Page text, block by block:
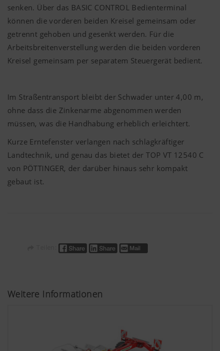
senken. Über das BASIC CONTROL Bedienterminal
können die vorderen beiden Kreisel gemeinsam oder
getrennt gehoben und gesenkt werden. Für die
Arbeitsbreitenverstellung werden die beiden vorderen
Kreisel gemeinsam per separatem Steuergerät bedient.
Im Straßentransport bleibt der Schwader unter 4,00 m,
ohne dass die Zinkenarme abgenommen werden
müssen, was die Handhabung erheblich erleichtert.
Kurze Erntefenster verlangen nach schlagkräftiger
Landtechnik, und genau das bietet der TOP VT 12540 C
von PÖTTINGER, der darüber hinaus sehr kompakt
gebaut ist.
Weitere Informationen